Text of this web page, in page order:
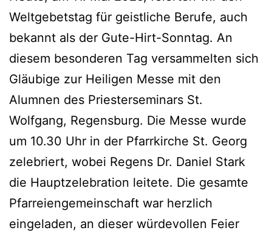
Weltgebetstag für geistliche Berufe, auch
bekannt als der Gute-Hirt-Sonntag. An
diesem besonderen Tag versammelten sich
Gläubige zur Heiligen Messe mit den
Alumnen des Priesterseminars St.
Wolfgang, Regensburg. Die Messe wurde
um 10.30 Uhr in der Pfarrkirche St. Georg
zelebriert, wobei Regens Dr. Daniel Stark
die Hauptzelebration leitete. Die gesamte
Pfarreiengemeinschaft war herzlich
eingeladen, an dieser würdevollen Feier